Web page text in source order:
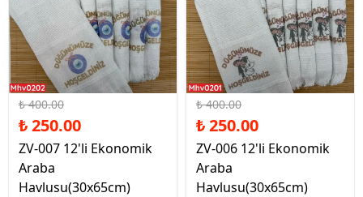
%38 İndirim
₺ 400.00
₺ 250.00
ZV-007 12'li Ekonomik
Araba
Havlusu(30x65cm)
%38 İndirim
₺ 400.00
₺ 250.00
ZV-006 12'li Ekonomik
Araba
Havlusu(30x65cm)